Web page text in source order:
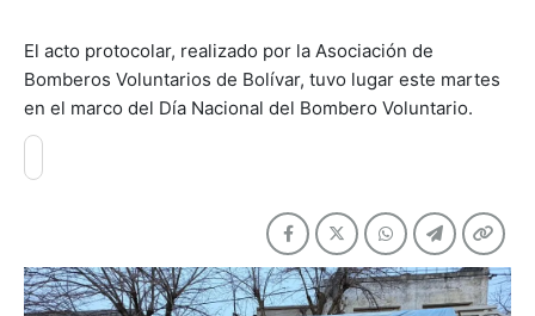
El acto protocolar, realizado por la Asociación de
Bomberos Voluntarios de Bolívar, tuvo lugar este martes
en el marco del Día Nacional del Bombero Voluntario.